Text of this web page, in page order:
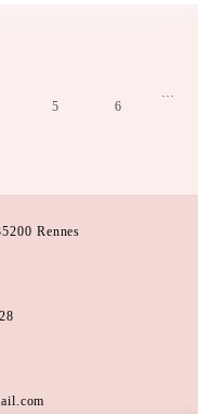
5 6
…
Rennes